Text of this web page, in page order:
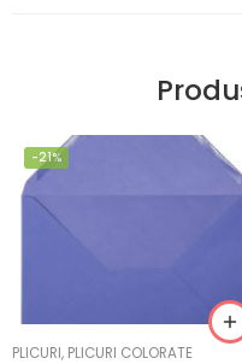
-21%
PLICURI, PLICURI COLORATE